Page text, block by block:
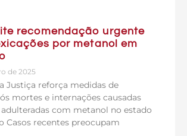
recomendação urgente
por metanol em
de 2025
Justiça reforça medidas de
mortes e internações causadas
com metanol no estado
Casos recentes preocupam